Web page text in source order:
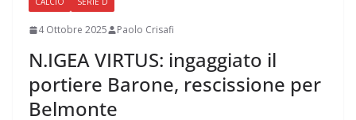
4 Ottobre 2025 Paolo Crisafi
N.IGEA VIRTUS: ingaggiato il
portiere Barone, rescissione per
Belmonte